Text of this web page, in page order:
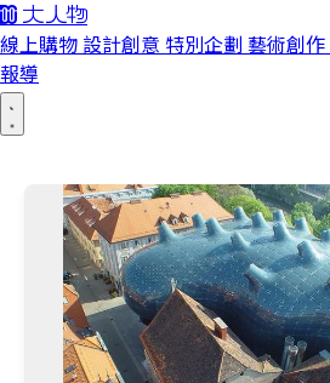
線上購物 設計創意 特別企劃 藝術創作
報導